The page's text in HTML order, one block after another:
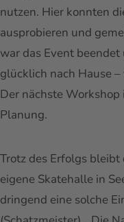
nutzen. Hier konnten
ausprobieren und
war das Event
glücklich nach Hause
Der nächste
Planung.
Trotz des Erfolgs
eigene Skatehalle in
dringend eine solche